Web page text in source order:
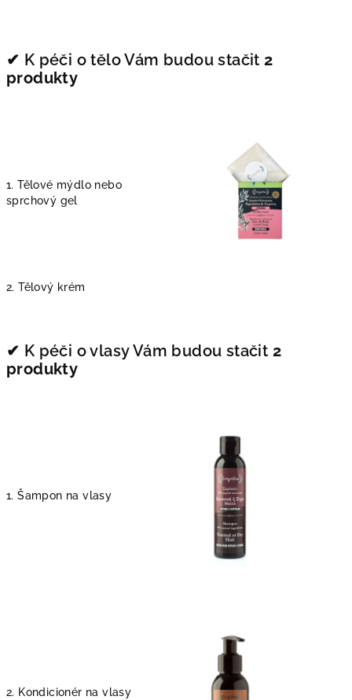
✔︎ K péči o tělo Vám budou stačit2
produkty
1. Tělové mýdlo nebo
sprchový gel
2. Tělový krém
✔︎ K péči o vlasy Vám budou stačit 2
produkty
1. Šampon na vlasy
2. Kondicionér na vlasy